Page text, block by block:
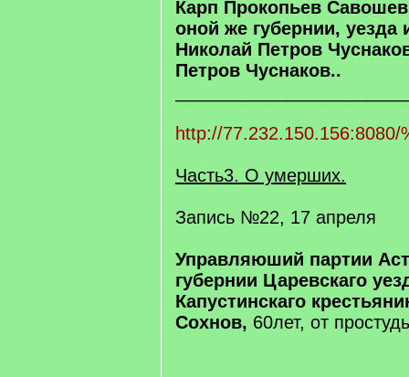
Карп Прокопьев
оной же губернии, уезда
Николай Петров
Петров Чуснаков..
http://77.232.150.156:8080/
Часть3. О умерших.
Запись №22, 17 апреля
Управляюший партии
губернии Царевскаго
Капустинскаго
Сохнов, 60лет, от